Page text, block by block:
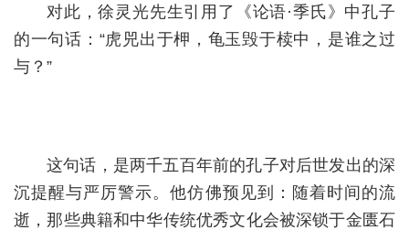
对此，徐灵光先生引用了《论语·季氏》中孔子
的一句话：“虎兕出于柙，龟玉毁于椟中，是谁之过
与？”
这句话，是两千五百年前的孔子对后世发出的深
沉提醒与严厉警示。他仿佛预见到：随着时间的流
逝，那些典籍和中华传统优秀文化会被深锁于金匮石